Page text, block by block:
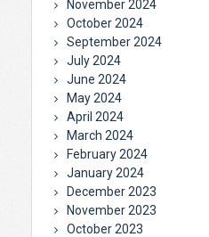
November 2024
October 2024
September 2024
July 2024
June 2024
May 2024
April 2024
March 2024
February 2024
January 2024
December 2023
November 2023
October 2023